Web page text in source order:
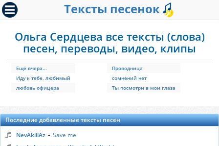
Тексты песенок
Ольга Сердцева все тексты (слова)
песен, переводы, видео, клипы
Ещё вчера...
Иду к тебе, любимый
любовь офицера
Проводница
сомнений нет
Ты посмотри в мои глаза
Последние добавленные тексты песен
NevAkillAz - Save me